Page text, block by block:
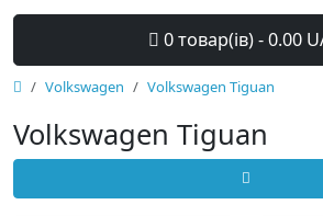
0 товар(ів) - 0.00
Volkswagen Volkswagen Tiguan
Volkswagen Tiguan